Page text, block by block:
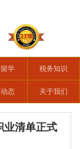
学 税务知识
态 关于我们
业清单正式